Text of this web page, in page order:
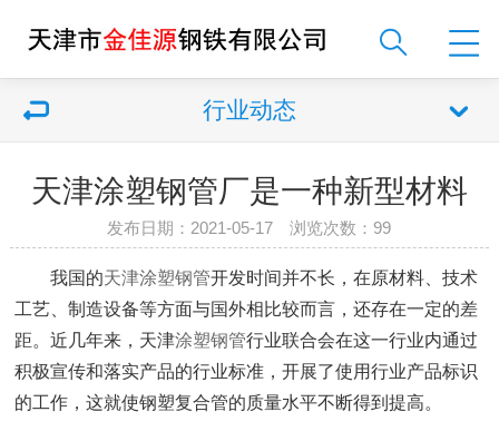
行业动态
天津涂塑钢管厂是一种新型材料
发布日期：2021-05-17 浏览次数： 99
我国的天津涂塑钢管开发时间并不长，在原材料、技术
工艺、制造设备等方面与国外相比较而言，还存在一定的差
距。近几年来，天津涂塑钢管行业联合会在这一行业内通过
积极宣传和落实产品的行业标准，开展了使用行业产品标识
的工作，这就使钢塑复合管的质量水平不断得到提高。